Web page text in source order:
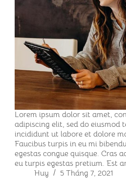
Lorem ipsum dolor sit amet,
adipiscing elit, sed do eiusmod
incididunt ut labore et dolore
Faucibus turpis in eu mi
egestas congue quisque. Cras
eu turpis egestas pretium. Est
Huy
5 Tháng 7, 2021